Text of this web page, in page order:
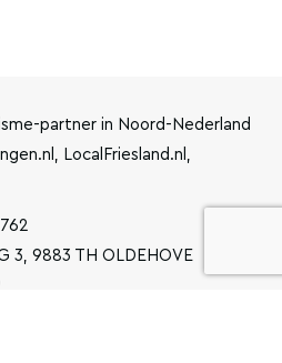
partner in Noord-Nederland
LocalFriesland.nl,
3, 9883 TH OLDEHOVE